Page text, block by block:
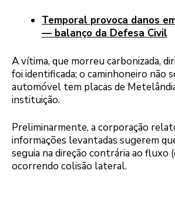
Temporal provoca danos
— balanço da Defesa Civil
A vítima, que morreu carbonizada,
foi identificada; o caminhoneiro não
automóvel tem placas de
instituição.
Preliminarmente, a corporação
informações levantadas sugerem
seguia na direção contrária ao fluxo
ocorrendo colisão lateral.